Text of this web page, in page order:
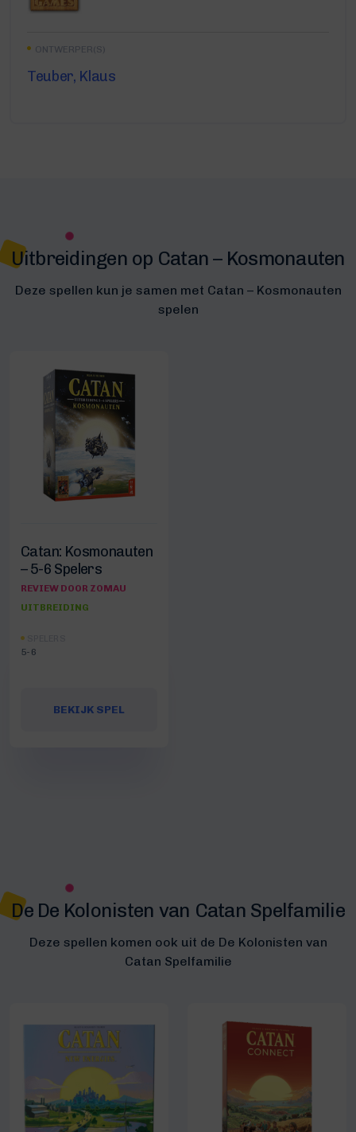
ONTWERPER(S)
Teuber, Klaus
Uitbreidingen op Catan – Kosmonauten
Deze spellen kun je samen met Catan – Kosmonauten
spelen
Catan: Kosmonauten
– 5-6 Spelers
REVIEW DOOR ZOMAU
UITBREIDING
5-6
BEKIJK SPEL
De De Kolonisten van Catan Spelfamilie
Deze spellen komen ook uit de De Kolonisten van
Catan Spelfamilie